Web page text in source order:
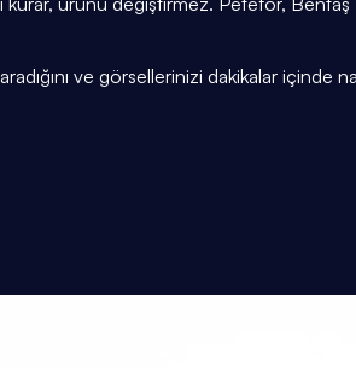
ve görsellerinizi dakikalar içinde